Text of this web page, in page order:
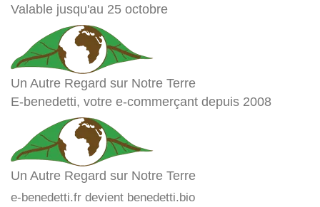
Valable jusqu'au 25 octobre
Un Autre Regard sur Notre Terre
E-benedetti, votre e-commerçant depuis 2008
Un Autre Regard sur Notre Terre
e-benedetti.fr devient benedetti.bio